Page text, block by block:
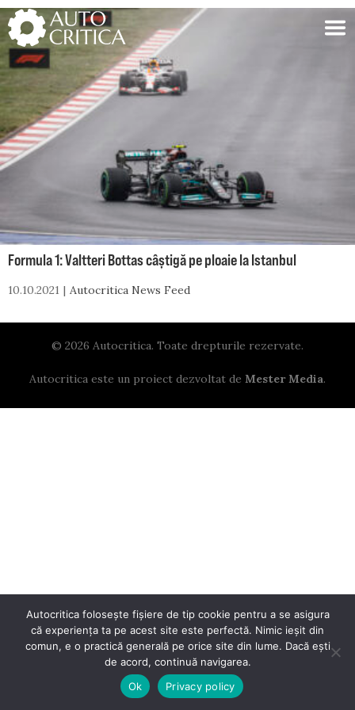
Skip
to
content
Formula 1: Valtteri Bottas câștigă pe ploaie la Istanbul
10.10.2021 Autocritica News Feed
© 2026 Autocritica. Toate drepturile rezervate.
Autocritica este un proiect dezvoltat de Mester Media.
Autocritica folosește fișiere de tip cookie pentru a se asigura
că experiența ta pe acest site este perfectă. Nimic ieșit din
comun, e o practică generală pe orice site din lume. Dacă ești
de acord, continuă navigarea.
Ok
Privacy policy